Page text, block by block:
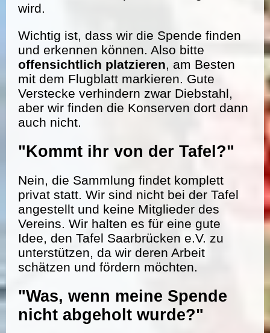
wird.
Wichtig ist, dass wir die Spende finden
und erkennen können. Also bitte
offensichtlich platzieren, am Besten
mit dem Flugblatt markieren. Gute
Verstecke verhindern zwar Diebstahl,
aber wir finden die Konserven dort dann
auch nicht.
"Kommt ihr von der Tafel?"
Nein, die Sammlung findet komplett
privat statt. Wir sind nicht bei der Tafel
angestellt und keine Mitglieder des
Vereins. Wir halten es für eine gute
Idee, den Tafel Saarbrücken e.V. zu
unterstützen, da wir deren Arbeit
schätzen und fördern möchten.
"Was, wenn meine Spende
nicht abgeholt wurde?"